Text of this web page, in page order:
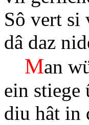
Sô vert si
dâ daz
Man
ein
diu hât in